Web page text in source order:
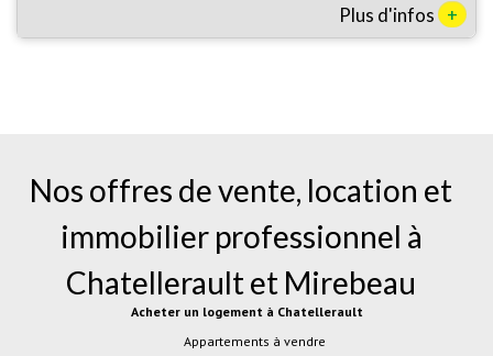
Plus d'infos +
Nos offres de vente, location et
immobilier professionnel à
Chatellerault et Mirebeau
Acheter un logement à Chatellerault
Appartements à vendre